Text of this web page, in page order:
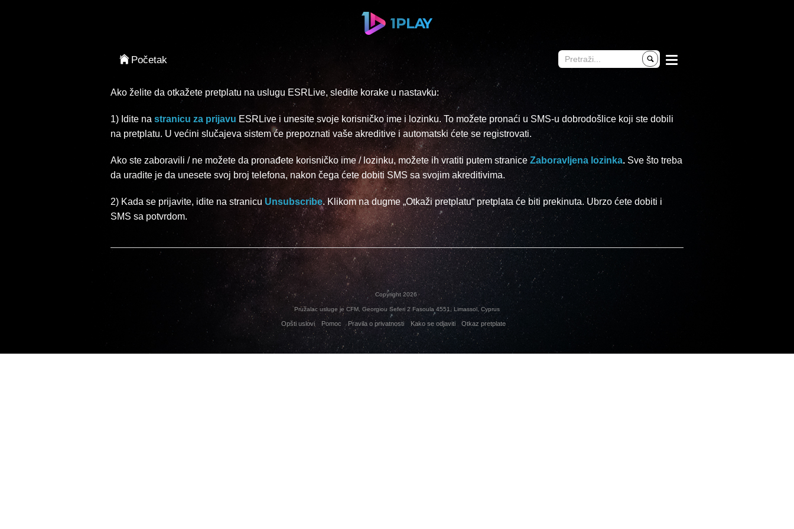
Početak
Ako želite da otkažete pretplatu na uslugu ESRLive, sledite korake u nastavku:
1) Idite na stranicu za prijavu ESRLive i unesite svoje korisničko ime i lozinku. To možete pronaći u SMS-u dobrodošlice koji ste dobili
na pretplatu. U većini slučajeva sistem će prepoznati vaše akreditive i automatski ćete se registrovati.
Ako ste zaboravili / ne možete da pronađete korisničko ime / lozinku, možete ih vratiti putem stranice Zaboravljena lozinka. Sve što treba
da uradite je da unesete svoj broj telefona, nakon čega ćete dobiti SMS sa svojim akreditivima.
2) Kada se prijavite, idite na stranicu Unsubscribe. Klikom na dugme „Otkaži pretplatu“ pretplata će biti prekinuta. Ubrzo ćete dobiti i
SMS sa potvrdom.
Copyright 2026
Pružalac usluge je CFM, Georgiou Seferi 2 Fasoula 4551, Limassol, Cyprus
Opšti uslovi Pomoc Pravila o privatnosti Kako se odjaviti Otkaz pretplate